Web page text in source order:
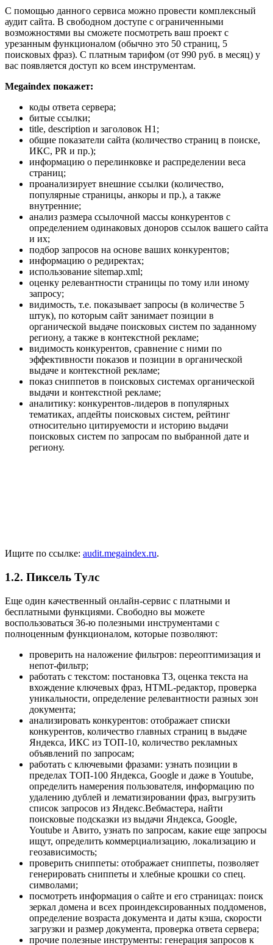
С помощью данного сервиса можно провести комплексный
аудит сайта. В свободном доступе с ограниченными
возможностями вы сможете посмотреть ваш проект с
урезанным функционалом (обычно это 50 страниц, 5
поисковых фраз). С платным тарифом (от 990 руб. в месяц) у
вас появляется доступ ко всем инструментам.
Megaindex покажет:
коды ответа сервера;
битые ссылки;
title, description и заголовок H1;
общие показатели сайта (количество страниц в поиске,
ИКС, PR и пр.);
информацию о перелинковке и распределении веса
страниц;
проанализирует внешние ссылки (количество,
популярные страницы, анкоры и пр.), а также
внутренние;
анализ размера ссылочной массы конкурентов с
определением одинаковых доноров ссылок вашего сайта
и их;
подбор запросов на основе ваших конкурентов;
информацию о редиректах;
использование sitemap.xml;
оценку релевантности страницы по тому или иному
запросу;
видимость, т.е. показывает запросы (в количестве 5
штук), по которым сайт занимает позиции в
органической выдаче поисковых систем по заданному
региону, а также в контекстной рекламе;
видимость конкурентов, сравнение с ними по
эффективности показов и позиции в органической
выдаче и контекстной рекламе;
показ сниппетов в поисковых системах органической
выдачи и контекстной рекламе;
аналитику: конкурентов-лидеров в популярных
тематиках, апдейты поисковых систем, рейтинг
относительно цитируемости и историю выдачи
поисковых систем по запросам по выбранной дате и
региону.
Ищите по ссылке: audit.megaindex.ru.
1.2. Пиксель Тулс
Еще один качественный онлайн-сервис с платными и
бесплатными функциями. Свободно вы можете
воспользоваться 36-ю полезными инструментами c
полноценным функционалом, которые позволяют:
проверить на наложение фильтров: переоптимизация и
непот-фильтр;
работать с текстом: постановка ТЗ, оценка текста на
вхождение ключевых фраз, HTML-редактор, проверка
уникальности, определение релевантности разных зон
документа;
анализировать конкурентов: отображает списки
конкурентов, количество главных страниц в выдаче
Яндекса, ИКС из ТОП-10, количество рекламных
объявлений по запросам;
работать с ключевыми фразами: узнать позиции в
пределах ТОП-100 Яндекса, Google и даже в Youtube,
определить намерения пользователя, информацию по
удалению дублей и лематизировании фраз, выгрузить
список запросов из Яндекс.Вебмастера, найти
поисковые подсказки из выдачи Яндекса, Google,
Youtube и Авито, узнать по запросам, какие еще запросы
ищут, определить коммерциализацию, локализацию и
геозависимость;
проверить сниппеты: отображает сниппеты, позволяет
генерировать сниппеты и хлебные крошки со спец.
символами;
посмотреть информация о сайте и его страницах: поиск
зеркал домена и всех проиндексированных поддоменов,
определение возраста документа и даты кэша, скорости
загрузки и размер документа, проверка ответа сервера;
прочие полезные инструменты: генерация запросов к